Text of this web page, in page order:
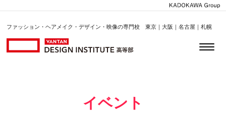
ファッション・ヘアメイク・デザイン・映像の専門校 東京｜大阪｜名古屋｜札幌
イベント